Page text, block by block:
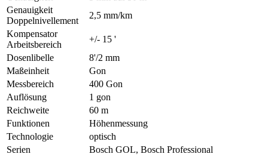
Genauigkeit
Doppelnivellement
2,5 mm/km
Kompensator
Arbeitsbereich
+/- 15 '
Dosenlibelle
8'/2 mm
Maßeinheit
Gon
Messbereich
400 Gon
Auflösung
1 gon
Reichweite
60 m
Funktionen
Höhenmessung
Technologie
optisch
Serien
Bosch GOL, Bosch Professional